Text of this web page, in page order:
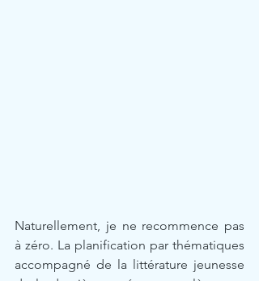
Naturellement, je ne recommence pas
à zéro. La planification par thématiques
accompagné de la littérature jeunesse